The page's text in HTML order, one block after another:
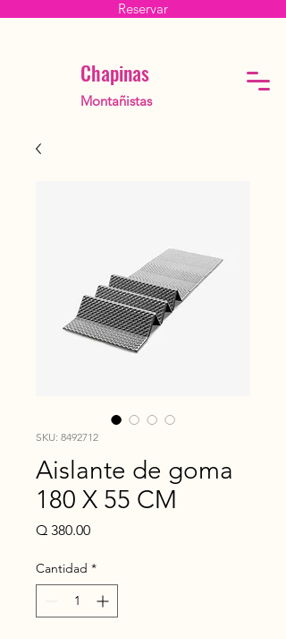
Reservar
Chapinas
Montañistas
SKU: 8492712
Aislante de goma
180 X 55 CM
Q 380.00Precio
Cantidad *